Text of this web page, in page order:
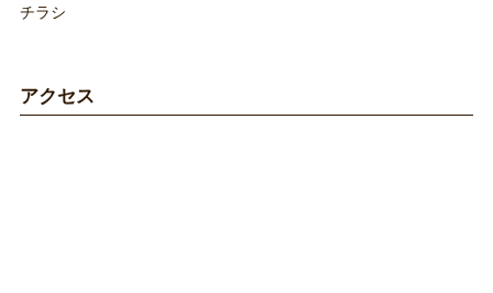
チラシ
アクセス